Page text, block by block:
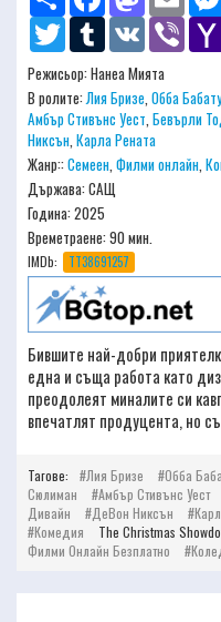
Twitter
Tumblr VK Viber
Режисьор:Нанеа Мията
В ролите:Лия Бризе,Обба
Амбър Стивънс Уест,Бевърли
Никсън,Карла Рената
Жанр::Семеен,Филми онлайн,
Държава: САЩ
Година: 2025
Времетраене:90 мин.
IMDb: TT38691257
Бившите най-добри
една и съща работа като
преодолеят миналите си
впечатлят продуцента, но
Тагове: Лия Бризе Обба
Сюлиман
Амбър Стивънс Уест
Дивайн
ДеВон Никсън
Комедия
The Christmas
Филми Онлайн Безплатно